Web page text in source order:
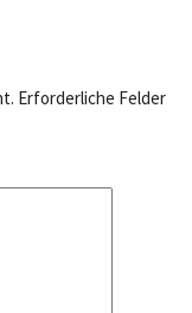
Erforderliche Felder